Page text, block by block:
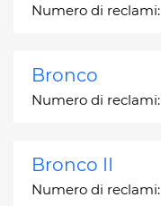
Numero di reclami:
Bronco
Numero di reclami:
Bronco II
Numero di reclami: